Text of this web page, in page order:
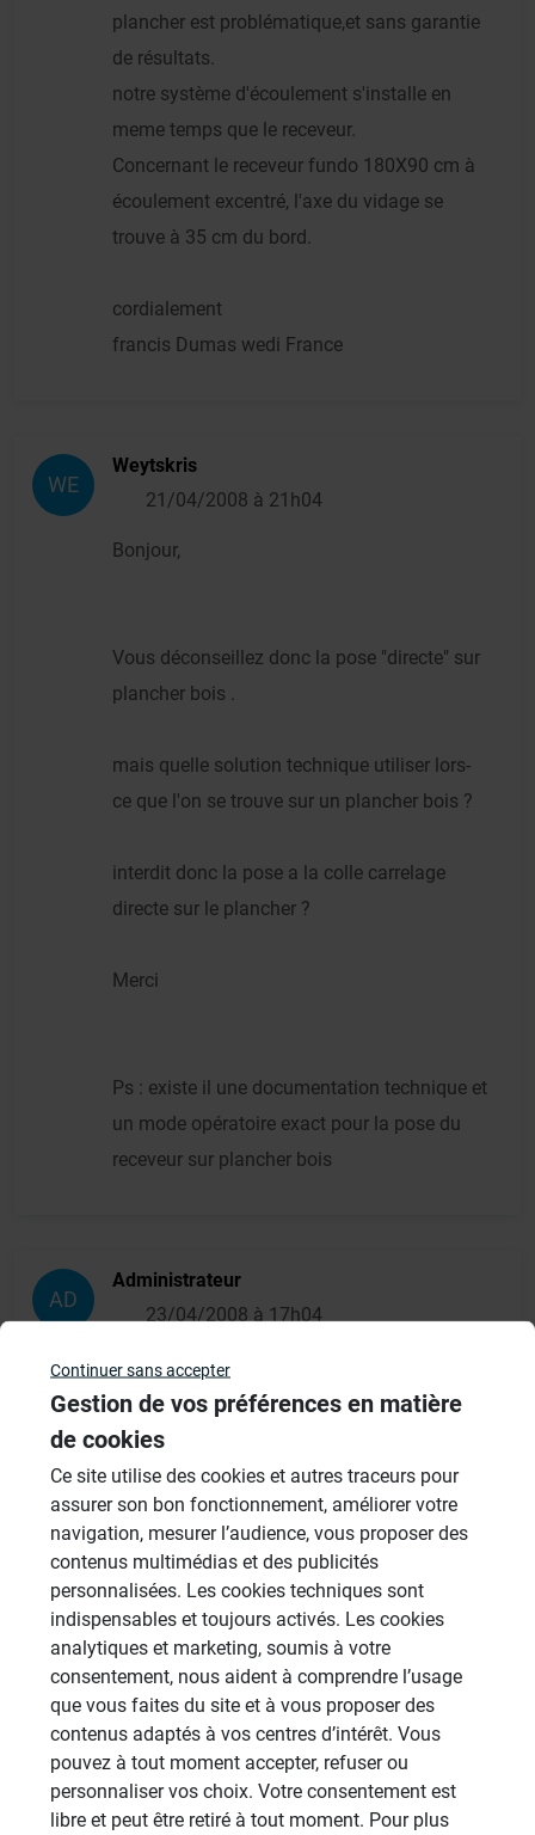
plancher est problématique,et sans garantie
de résultats.
notre système d'écoulement s'installe en
meme temps que le receveur.
Concernant le receveur fundo 180X90 cm à
écoulement excentré, l'axe du vidage se
trouve à 35 cm du bord.
cordialement
francis Dumas wedi France
WE
Weytskris
21/04/2008 à 21h04
Bonjour,
Vous déconseillez donc la pose "directe" sur
plancher bois .
mais quelle solution technique utiliser lors-
ce que l'on se trouve sur un plancher bois ?
interdit donc la pose a la colle carrelage
directe sur le plancher ?
Merci
Ps : existe il une documentation technique et
un mode opératoire exact pour la pose du
receveur sur plancher bois
AD
Administrateur
23/04/2008 à 17h04
bonjour,
Sur un plancher bois, le risque zéro n'existe
pas,car ce support n'est pas stable. Sur la
documentation idée projet, vous trouverez
une technique de pose sur un plancher posé
sur solives.
cordialement,
francis Dumas wedi France
FR
Fredavon
19/08/2008 à 15h08
Continuer sans accepter
Gestion de vos préférences en matière
de cookies
Ce site utilise des cookies et autres traceurs pour
assurer son bon fonctionnement, améliorer votre
navigation, mesurer l’audience, vous proposer des
contenus multimédias et des publicités
personnalisées. Les cookies techniques sont
indispensables et toujours activés. Les cookies
analytiques et marketing, soumis à votre
consentement, nous aident à comprendre l’usage
que vous faites du site et à vous proposer des
contenus adaptés à vos centres d’intérêt. Vous
pouvez à tout moment accepter, refuser ou
personnaliser vos choix. Votre consentement est
libre et peut être retiré à tout moment. Pour plus